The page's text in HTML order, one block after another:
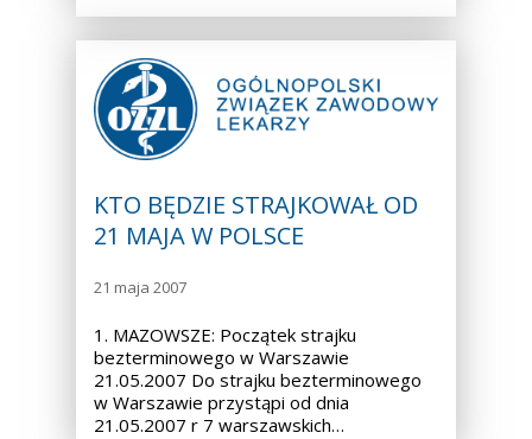
KTO BĘDZIE STRAJKOWAŁ OD
21 MAJA W POLSCE
21 maja 2007
1. MAZOWSZE: Początek strajku
bezterminowego w Warszawie
21.05.2007 Do strajku bezterminowego
w Warszawie przystąpi od dnia
21.05.2007 r 7 warszawskich…